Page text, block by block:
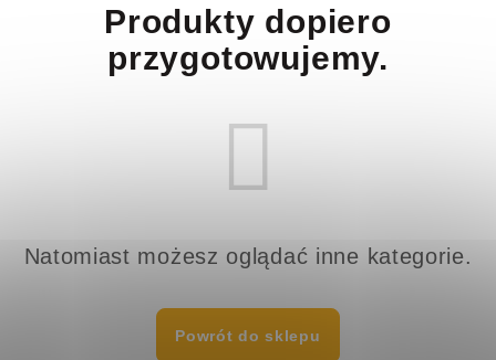
Produkty dopiero
przygotowujemy.
Natomiast możesz oglądać inne kategorie.
Powrót do sklepu